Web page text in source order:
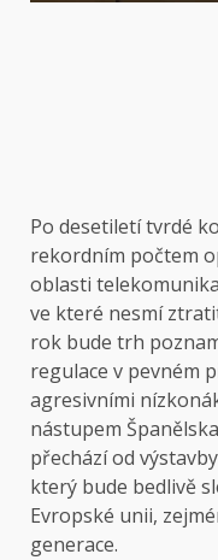
Po desetiletí tvrdé
rekordním počtem
oblasti
ve které nesmí
rok bude trh
regulace v pevném
agresivními
nástupem
přechází od
který bude bedlivě
Evropské unii,
generace.